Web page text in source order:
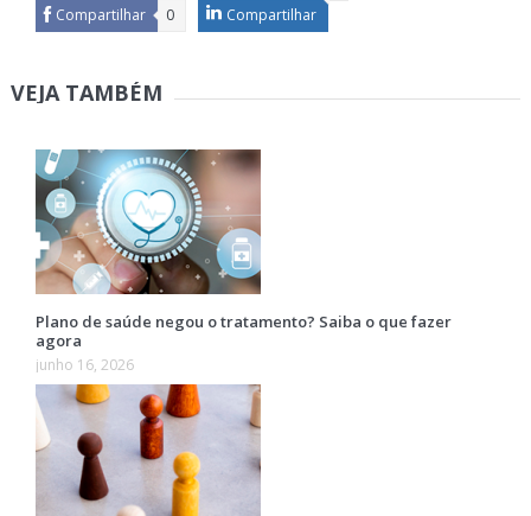
Compartilhar 0 Compartilhar
VEJA TAMBÉM
Plano de saúde negou o tratamento? Saiba o que fazer
agora
junho 16, 2026